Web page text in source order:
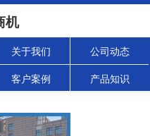
机
关于我们 公司动态
客户案例 产品知识